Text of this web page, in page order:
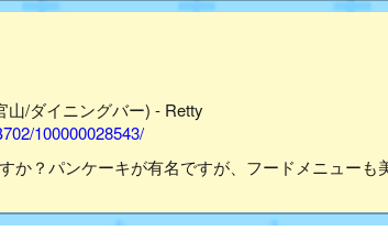
山/ダイニングバー) - Retty
100000028543/
か？パンケーキが有名ですが、フードメニューも